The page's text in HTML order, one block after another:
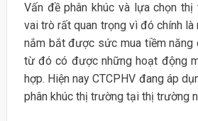
Vấn đề phân khúc và lựa chọn
vai trò rất quan trọng vì đó chính
nắm bắt được sức mua tiềm năng
từ đó có được những hoạt động
hợp. Hiện nay CTCPHV đang áp
phân khúc thị trường tại thị trường